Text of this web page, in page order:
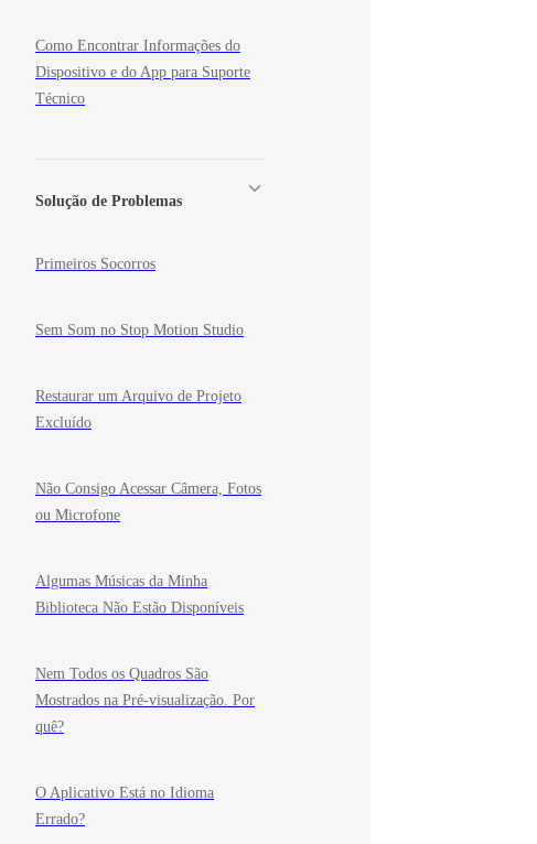
Como Encontrar Informações do
Dispositivo e do App para Suporte
Técnico
Solução de Problemas
Primeiros Socorros
Sem Som no Stop Motion Studio
Restaurar um Arquivo de Projeto
Excluído
Não Consigo Acessar Câmera, Fotos
ou Microfone
Algumas Músicas da Minha
Biblioteca Não Estão Disponíveis
Nem Todos os Quadros São
Mostrados na Pré-visualização. Por
quê?
O Aplicativo Está no Idioma
Errado?